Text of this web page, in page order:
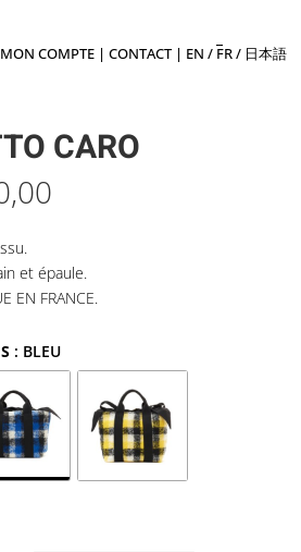
MON COMPTE |CONTACT| EN / FR/ 日本語
CARO
et épaule.
EN FRANCE.
: BLEU